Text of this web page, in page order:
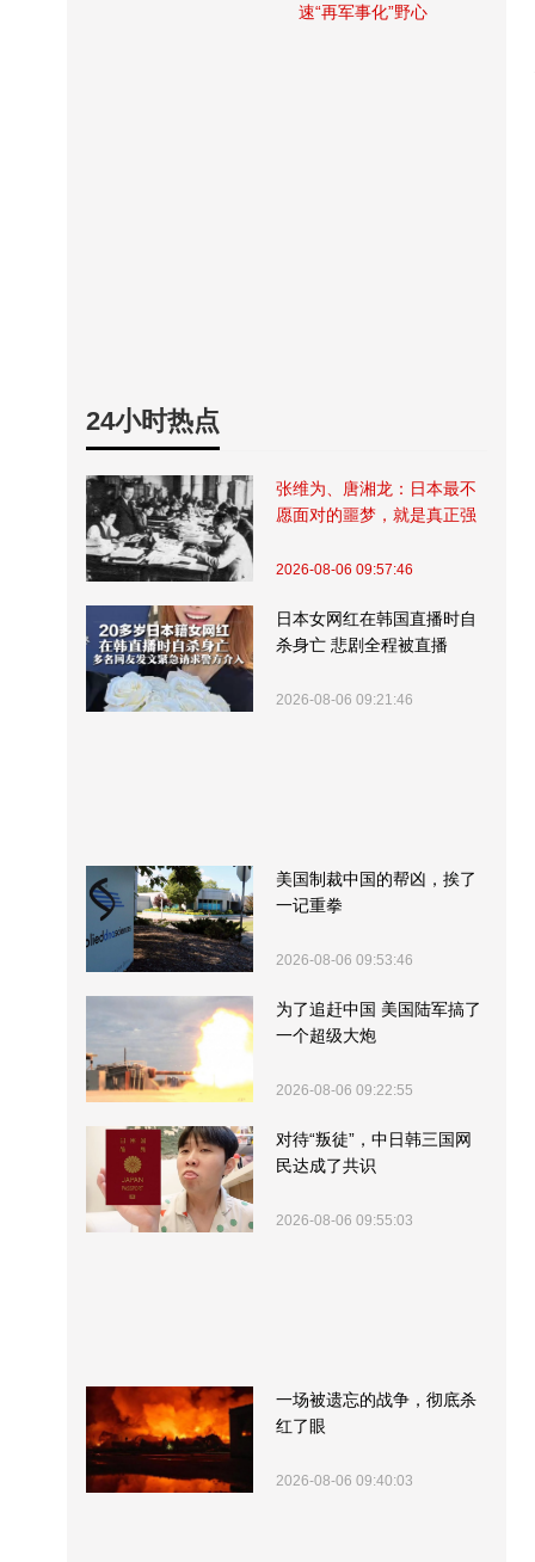
速“再军事化”野心
24小时热点
张维为、唐湘龙：日本最不
愿面对的噩梦，就是真正强
2026-08-06 09:57:46
日本女网红在韩国直播时自
杀身亡 悲剧全程被直播
2026-08-06 09:21:46
美国制裁中国的帮凶，挨了
一记重拳
2026-08-06 09:53:46
为了追赶中国 美国陆军搞了
一个超级大炮
2026-08-06 09:22:55
对待“叛徒”，中日韩三国网
民达成了共识
2026-08-06 09:55:03
一场被遗忘的战争，彻底杀
红了眼
2026-08-06 09:40:03